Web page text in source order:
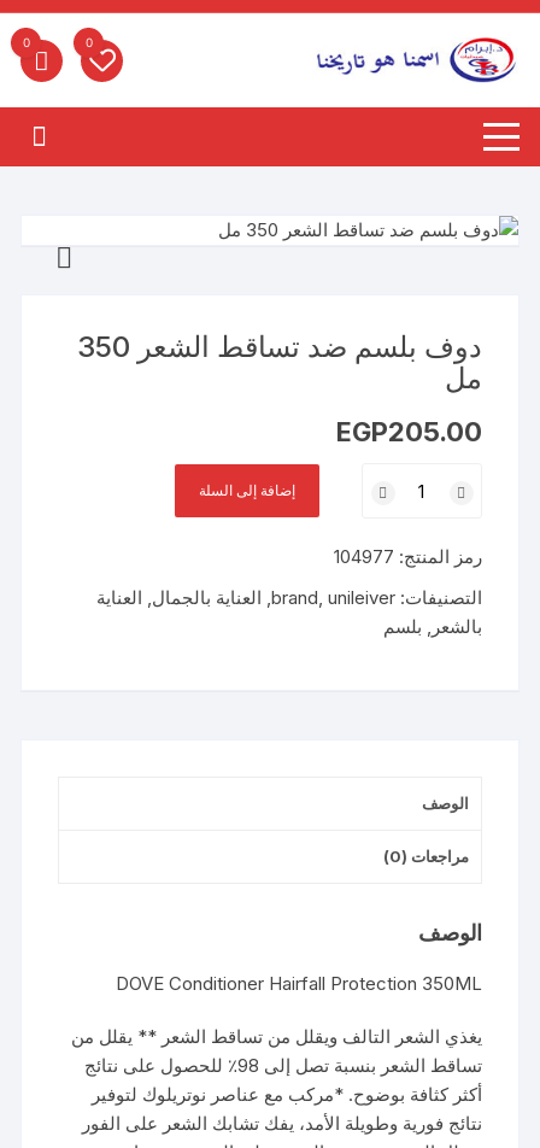
التجاوز
المحتوى
0
0
دوف بلسم ضد تساقط الشعر 350
مل
EGP205.00
دوف
ضد
تساقط
الشعر
إضافة إلى السلة
رمز المنتج: 104977
التصنيفات:
brand, unileiver
, العناية بالجمال, العناية
بالشعر , بلسم
الوصف
مراجعات (0)
الوصف
DOVE Conditioner Hairfall Protection 350ML
يغذي الشعر التالف ويقلل من تساقط الشعر ** يقلل من
تساقط الشعر بنسبة تصل إلى 98٪ للحصول على نتائج
أكثر كثافة بوضوح. *مركب مع عناصر نوتريلوك لتوفير
نتائج فورية وطويلة الأمد، يفك تشابك الشعر على الفور